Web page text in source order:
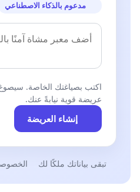
مدعوم بالذكاء الاصطناعي
اكتب بصياغتك الخاصة.
عريضة قوية نيابةً عنك.
إنشاء العريضة
تبقى بياناتك ملكًا لك